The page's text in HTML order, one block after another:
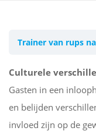
Trainer van rups
Culturele
Gasten in een
en belijden
invloed zijn op de